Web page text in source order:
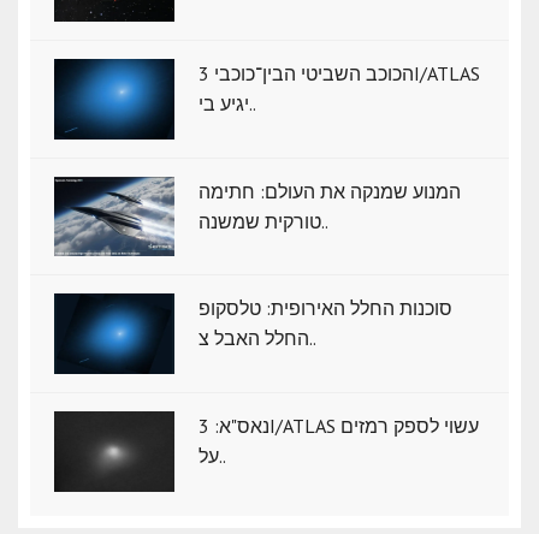
הכוכב השביטי הבין־כוכבי 3I/ATLAS
יגיע בי..
המנוע שמנקה את העולם: חתימה
טורקית שמשנה..
סוכנות החלל האירופית: טלסקופ
החלל האבל צ..
נאס"א: ‏3I/ATLAS עשוי לספק רמזים
על..